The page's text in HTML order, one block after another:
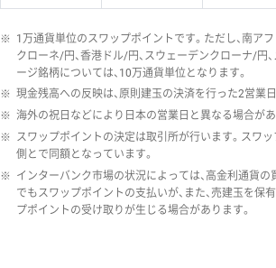
※ 1万通貨単位のスワップポイントです。ただし、南ア
クローネ/円、香港ドル/円、スウェーデンクローナ/円
ージ銘柄については、10万通貨単位となります。
※ 現金残高への反映は、原則建玉の決済を行った2営業日
※ 海外の祝日などにより日本の営業日と異なる場合があ
※ スワップポイントの決定は取引所が行います。スワ
側とで同額となっています。
※ インターバンク市場の状況によっては、高金利通貨
でもスワップポイントの支払いが、また、売建玉を保
プポイントの受け取りが生じる場合があります。